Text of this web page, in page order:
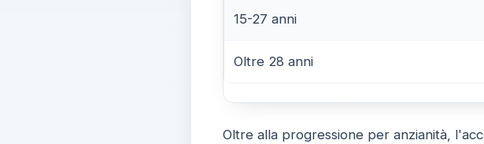
15-27 anni
Oltre 28 anni
Oltre alla progressione per anzianità,